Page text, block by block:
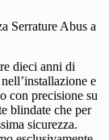
Serrature Abus a
dieci anni di
e
con precisione su
blindate che per
sicurezza.